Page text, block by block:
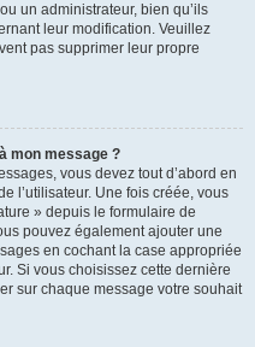
un administrateur, bien qu’ils
leur modification. Veuillez
pas supprimer leur propre
mon message ?
vous devez tout d’abord en
l’utilisateur. Une fois créée, vous
» depuis le formulaire de
pouvez également ajouter une
en cochant la case appropriée
Si vous choisissez cette dernière
sur chaque message votre souhait